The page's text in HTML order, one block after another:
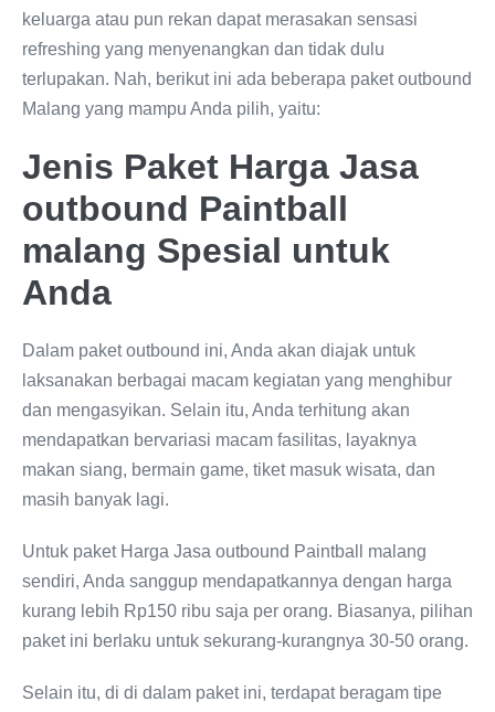
keluarga atau pun rekan dapat merasakan sensasi
refreshing yang menyenangkan dan tidak dulu
terlupakan. Nah, berikut ini ada beberapa paket outbound
Malang yang mampu Anda pilih, yaitu:
Jenis Paket Harga Jasa
outbound Paintball
malang Spesial untuk
Anda
Dalam paket outbound ini, Anda akan diajak untuk
laksanakan berbagai macam kegiatan yang menghibur
dan mengasyikan. Selain itu, Anda terhitung akan
mendapatkan bervariasi macam fasilitas, layaknya
makan siang, bermain game, tiket masuk wisata, dan
masih banyak lagi.
Untuk paket Harga Jasa outbound Paintball malang
sendiri, Anda sanggup mendapatkannya dengan harga
kurang lebih Rp150 ribu saja per orang. Biasanya, pilihan
paket ini berlaku untuk sekurang-kurangnya 30-50 orang.
Selain itu, di di dalam paket ini, terdapat beragam tipe